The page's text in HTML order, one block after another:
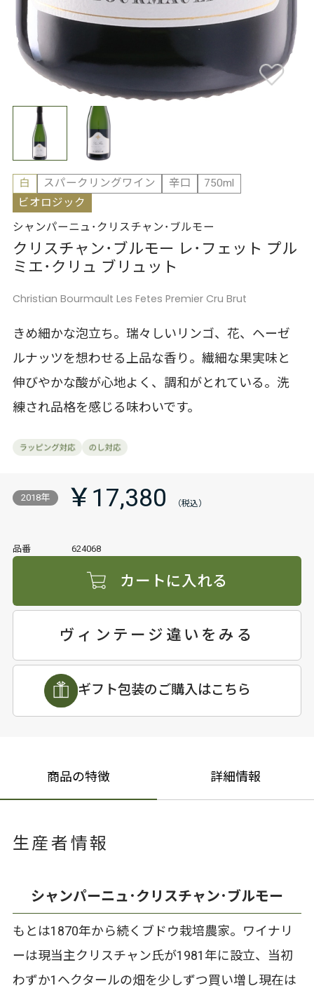
白 スパークリングワイン 辛口
750ml
ビオロジック
シャンパーニュ･クリスチャン･ブルモー
クリスチャン･ブルモー レ･フェット プル
ミエ･クリュ ブリュット
Christian Bourmault Les Fetes Premier Cru Brut
きめ細かな泡立ち。瑞々しいリンゴ、花、ヘーゼ
ルナッツを想わせる上品な香り。繊細な果実味と
伸びやかな酸が心地よく、調和がとれている。洗
練され品格を感じる味わいです。
2018年 ￥17,380
品番 624068
カートに入れる
ヴィンテージ違いをみる
ギフト包装のご購入はこちら
商品の特徴 詳細情報
生産者情報
シャンパーニュ･クリスチャン･ブルモー
もとは1870年から続くブドウ栽培農家。ワイナリ
ーは現当主クリスチャン氏が1981年に設立、当初
わずか1ヘクタールの畑を少しずつ買い増し現在は